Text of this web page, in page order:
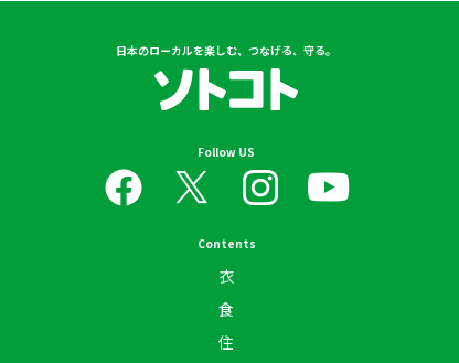
日本のローカルを楽しむ、つなげる、守る。
Follow US
Contents
衣
食
住